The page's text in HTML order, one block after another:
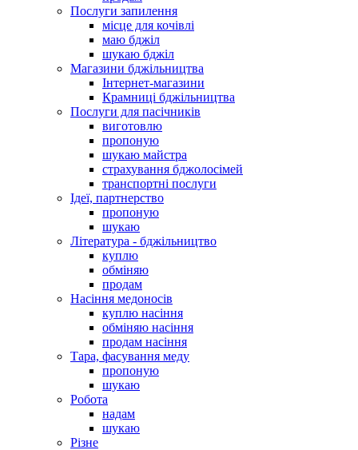
Послуги запилення
місце для кочівлі
маю бджіл
шукаю бджіл
Магазини бджільництва
Інтернет-магазини
Крамниці бджільництва
Послуги для пасічників
виготовлю
пропоную
шукаю майстра
страхування бджолосімей
транспортні послуги
Ідеї, партнерство
пропоную
шукаю
Література - бджільництво
куплю
обміняю
продам
Насіння медоносів
куплю насіння
обміняю насіння
продам насіння
Тара, фасування меду
пропоную
шукаю
Робота
надам
шукаю
Різне